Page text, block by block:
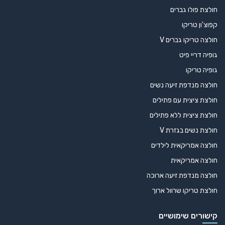
חולצת פולו גברים
קפוצ'ון טריקו
חולצה טריקו גברים V
גופיה דריי פיט
גופיה טריקו
חולצה מנדפת זיעה נשים
חולצת ציצית עם פתילים
חולצת ציצית ללא פתילים
חולצת נשים בגזרת V
חולצה אמריקאית לילדים
חולצה אמריקאית
חולצה מנדפת זיעה ארוכה
חולצת טריקו שרוול ארוך
קישורים שימושיים